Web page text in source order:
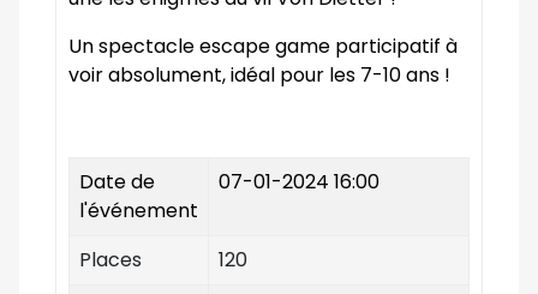
Un spectacle escape game participatif à
voir absolument, idéal pour les 7-10 ans !
Date de
l'événement
07-01-2024 16:00
Places
120